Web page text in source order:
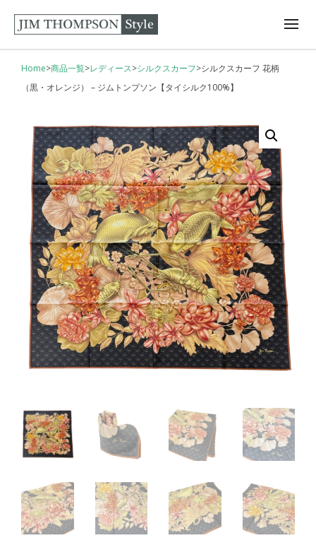
Home>商品一覧>レディース>シルクスカーフ>シルクスカーフ 花柄
（黒・オレンジ） – ジムトンプソン【タイシルク100%】